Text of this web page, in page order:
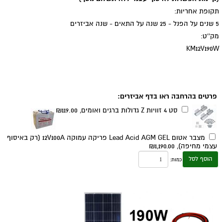
תקופת אחריות:
5 שנים על הפנל - 25 שנה על התאים - שנה אביזרים
מק''ט:
KM12V190W
פרטים בהרחבה ראו בדף אביזרים:
סט 4 זוויות Z גדולות ברגים ואומים,
₪119.00
מצבר אטום Lead Acid AGM GEL פריקה עמוקה 12V100A (רק באיסוף
עצמי מחיפה), ₪1,190.00
הוסף לסל כמות: